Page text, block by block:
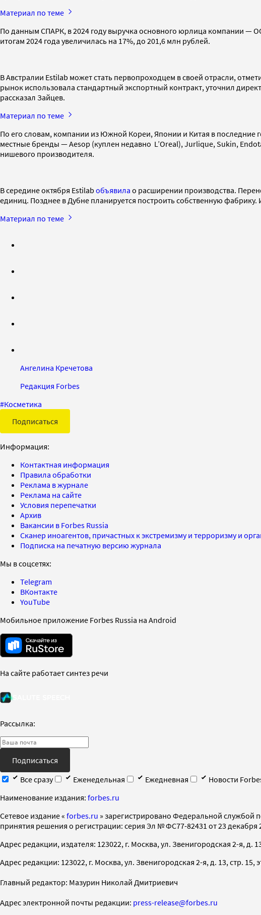
Материал по теме
По данным СПАРК, в 2024 году выручка основного юрлица компании —
итогам 2024 года увеличилась на 17%, до 201,6 млн рублей.
В Австралии Estilab может стать первопроходцем в своей отрасли,
рынок использовала стандартный экспортный контракт, уточнил
рассказал Зайцев.
Материал по теме
По его словам, компании из Южной Кореи, Японии и Китая в
местные бренды — Aesop (куплен недавно L’Oreal), Jurlique, Sukin,
нишевого производителя.
В середине октября Estilab объявила о расширении производства.
единиц. Позднее в Дубне планируется построить собственную фабрику.
Материал по теме
Ангелина Кречетова
Редакция Forbes
#Косметика
Подписаться
Информация:
Контактная информация
Правила обработки
Реклама в журнале
Реклама на сайте
Условия перепечатки
Архив
Вакансии в Forbes Russia
Сканер иноагентов, причастных к экстремизму и терроризму и
Подписка на печатную версию журнала
Мы в соцсетях:
Telegram
ВКонтакте
YouTube
Мобильное приложение Forbes Russia на Android
На сайте работает синтез речи
Рассылка:
Подписаться
Все сразу
Еженедельная Ежедневная
Новости
Наименование издания: forbes.ru
Cетевое издание « forbes.ru » зарегистрировано Федеральной службой
принятия решения о регистрации: серия Эл № ФС77-82431 от 23 декабря
Адрес редакции, издателя: 123022, г. Москва, ул. Звенигородская 2-я, д.
Адрес редакции: 123022, г. Москва, ул. Звенигородская 2-я, д. 13, стр. 15,
Главный редактор: Мазурин Николай Дмитриевич
Адрес электронной почты редакции: press-release@forbes.ru